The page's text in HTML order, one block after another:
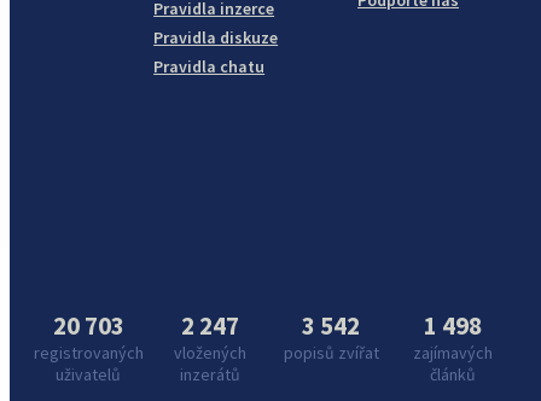
Pravidla inzerce
Pravidla diskuze
Pravidla chatu
20 703
registrovaných
uživatelů
2 247
vložených
inzerátů
3 542
popisů zvířat
1 498
zajímavých
článků